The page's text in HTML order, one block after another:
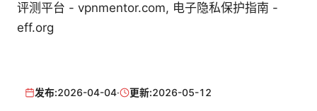
评测平台 - vpnmentor.com, 电子隐私保护指南 -
eff.org
发布:2026-04-04· 更新:2026-05-12